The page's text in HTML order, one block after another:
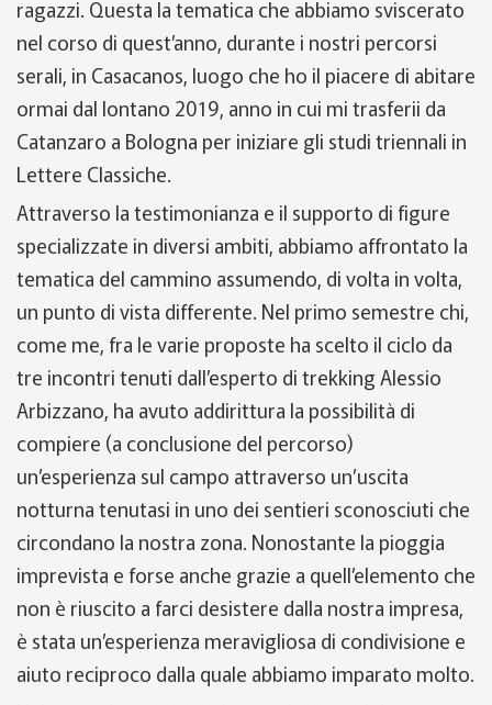
ragazzi. Questa la tematica che abbiamo sviscerato
nel corso di quest’anno, durante i nostri percorsi
serali, in Casacanos, luogo che ho il piacere di abitare
ormai dal lontano 2019, anno in cui mi trasferii da
Catanzaro a Bologna per iniziare gli studi triennali in
Lettere Classiche.
Attraverso la testimonianza e il supporto di figure
specializzate in diversi ambiti, abbiamo affrontato la
tematica del cammino assumendo, di volta in volta,
un punto di vista differente. Nel primo semestre chi,
come me, fra le varie proposte ha scelto il ciclo da
tre incontri tenuti dall’esperto di trekking Alessio
Arbizzano, ha avuto addirittura la possibilità di
compiere (a conclusione del percorso)
un’esperienza sul campo attraverso un’uscita
notturna tenutasi in uno dei sentieri sconosciuti che
circondano la nostra zona. Nonostante la pioggia
imprevista e forse anche grazie a quell’elemento che
non è riuscito a farci desistere dalla nostra impresa,
è stata un’esperienza meravigliosa di condivisione e
aiuto reciproco dalla quale abbiamo imparato molto.